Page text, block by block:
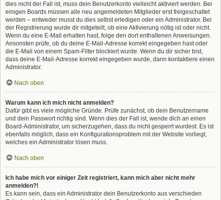
dies nicht der Fall ist, muss dein Benutzerkonto vielleicht aktiviert werden. Bei
einigen Boards müssen alle neu angemeldeten Mitglieder erst freigeschaltet
werden – entweder musst du dies selbst erledigen oder ein Administrator. Bei
der Registrierung wurde dir mitgeteilt, ob eine Aktivierung nötig ist oder nicht.
Wenn du eine E-Mail erhalten hast, folge den dort enthaltenen Anweisungen.
Ansonsten prüfe, ob du deine E-Mail-Adresse korrekt eingegeben hast oder
die E-Mail von einem Spam-Filter blockiert wurde. Wenn du dir sicher bist,
dass deine E-Mail-Adresse korrekt eingegeben wurde, dann kontaktiere einen
Administrator.
Nach oben
Warum kann ich mich nicht anmelden?
Dafür gibt es viele mögliche Gründe. Prüfe zunächst, ob dein Benutzername
und dein Passwort richtig sind. Wenn dies der Fall ist, wende dich an einen
Board-Administrator, um sicherzugehen, dass du nicht gesperrt wurdest. Es ist
ebenfalls möglich, dass ein Konfigurationsproblem mit der Website vorliegt,
welches ein Administrator lösen muss.
Nach oben
Ich habe mich vor einiger Zeit registriert, kann mich aber nicht mehr
anmelden?!
Es kann sein, dass ein Administrator dein Benutzerkonto aus verschieden